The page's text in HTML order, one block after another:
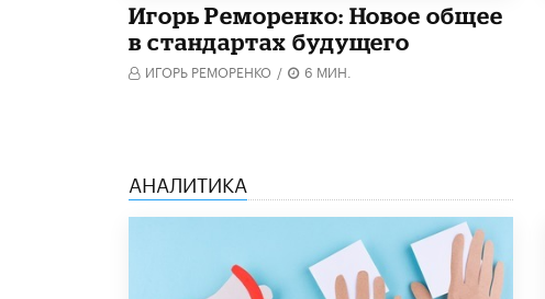
Игорь Реморенко: Новое общее
в стандартах будущего
ИГОРЬ РЕМОРЕНКО / 6 МИН.
АНАЛИТИКА